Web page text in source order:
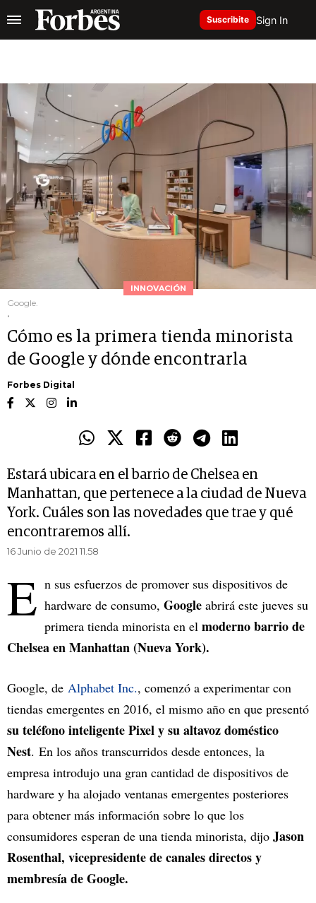
Suscribite Sign In
INNOVACIÓN
Google.
.
Cómo es la primera tienda minorista
de Google y dónde encontrarla
Forbes Digital
Estará ubicara en el barrio de Chelsea en
Manhattan, que pertenece a la ciudad de Nueva
York. Cuáles son las novedades que trae y qué
encontraremos allí.
16 Junio de 2021 11.58
E n sus esfuerzos de promover sus dispositivos de
hardware de consumo, Google abrirá este jueves su
primera tienda minorista en el moderno barrio de
Chelsea en Manhattan (Nueva York).
Google, de Alphabet Inc., comenzó a experimentar con
tiendas emergentes en 2016, el mismo año en que presentó
su teléfono inteligente Pixel y su altavoz doméstico
Nest. En los años transcurridos desde entonces, la
empresa introdujo una gran cantidad de dispositivos de
hardware y ha alojado ventanas emergentes posteriores
para obtener más información sobre lo que los
consumidores esperan de una tienda minorista, dijo Jason
Rosenthal, vicepresidente de canales directos y
membresía de Google.